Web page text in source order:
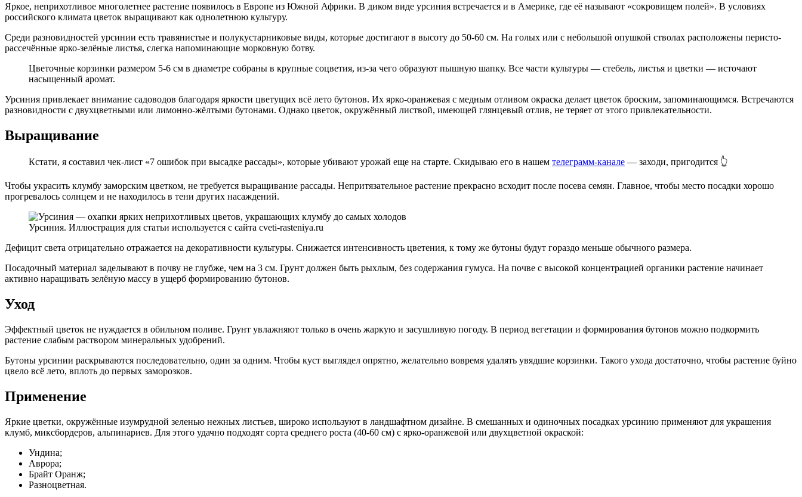
Яркое, неприхотливое многолетнее растение появилось в Европе из Южной Африки. В диком виде урсиния встречается и в Америке, где её называют «сокровищем полей». В условиях
российского климата цветок выращивают как однолетнюю культуру.
Среди разновидностей урсинии есть травянистые и полукустарниковые виды, которые достигают в высоту до 50-60 см. На голых или с небольшой опушкой стволах расположены перисто-
рассечённые ярко-зелёные листья, слегка напоминающие морковную ботву.
Цветочные корзинки размером 5-6 см в диаметре собраны в крупные соцветия, из-за чего образуют пышную шапку. Все части культуры — стебель, листья и цветки — источают
насыщенный аромат.
Урсиния привлекает внимание садоводов благодаря яркости цветущих всё лето бутонов. Их ярко-оранжевая с медным отливом окраска делает цветок броским, запоминающимся. Встречаются
разновидности с двухцветными или лимонно-жёлтыми бутонами. Однако цветок, окружённый листвой, имеющей глянцевый отлив, не теряет от этого привлекательности.
Выращивание
Кстати, я составил чек-лист «7 ошибок при высадке рассады», которые убивают урожай еще на старте. Скидываю его в нашем телеграмм-канале — заходи, пригодится 👆
Чтобы украсить клумбу заморским цветком, не требуется выращивание рассады. Непритязательное растение прекрасно всходит после посева семян. Главное, чтобы место посадки хорошо
прогревалось солнцем и не находилось в тени других насаждений.
Урсиния. Иллюстрация для статьи используется с сайта cveti-rasteniya.ru
Дефицит света отрицательно отражается на декоративности культуры. Снижается интенсивность цветения, к тому же бутоны будут гораздо меньше обычного размера.
Посадочный материал заделывают в почву не глубже, чем на 3 см. Грунт должен быть рыхлым, без содержания гумуса. На почве с высокой концентрацией органики растение начинает
активно наращивать зелёную массу в ущерб формированию бутонов.
Уход
Эффектный цветок не нуждается в обильном поливе. Грунт увлажняют только в очень жаркую и засушливую погоду. В период вегетации и формирования бутонов можно подкормить
растение слабым раствором минеральных удобрений.
Бутоны урсинии раскрываются последовательно, один за одним. Чтобы куст выглядел опрятно, желательно вовремя удалять увядшие корзинки. Такого ухода достаточно, чтобы растение буйно
цвело всё лето, вплоть до первых заморозков.
Применение
Яркие цветки, окружённые изумрудной зеленью нежных листьев, широко используют в ландшафтном дизайне. В смешанных и одиночных посадках урсинию применяют для украшения
клумб, миксбордеров, альпинариев. Для этого удачно подходят сорта среднего роста (40-60 см) с ярко-оранжевой или двухцветной окраской:
Ундина;
Аврора;
Брайт Оранж;
Разноцветная.